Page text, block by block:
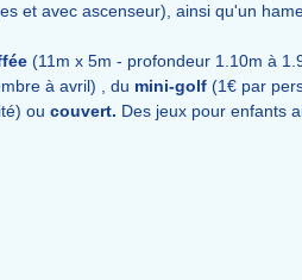
et avec ascenseur), ainsi qu'un
(11m x 5m - profondeur 1.10m à
à avril) , du mini-golf (1€ par
ou couvert. Des jeux pour enfants